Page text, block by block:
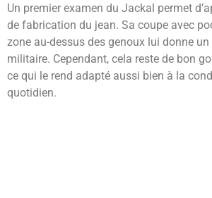
Un premier examen du Jackal permet
de fabrication du jean. Sa coupe avec
zone au-dessus des genoux lui donne
militaire. Cependant, cela reste de bon
ce qui le rend adapté aussi bien à la
quotidien.